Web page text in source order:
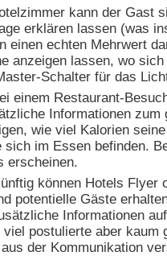
kann der Gast
erklären lassen (was
einen echten Mehrwert
anzeigen lassen, wo
Schalter für das
einem Restaurant-
Informationen zum
wie viel Kalorien
sich im Essen befinden.
erscheinen.
können Hotels Flyer
potentielle Gäste
Informationen
viel postulierte aber kaum
der Kommunikation